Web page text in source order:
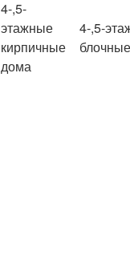
4-,5-
этажные
кирпичные
дома
4-,5-